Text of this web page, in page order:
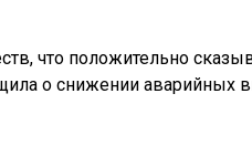
что положительно
о снижении аварийных